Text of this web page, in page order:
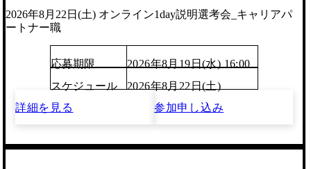
2026年8月22日(土) オンライン1day説明選考会_キャリアパ
ートナー職
応募期限
2026年8月19日(水) 16:00
スケジュール
2026年8月22日(土)
詳細を見る
参加申し込み